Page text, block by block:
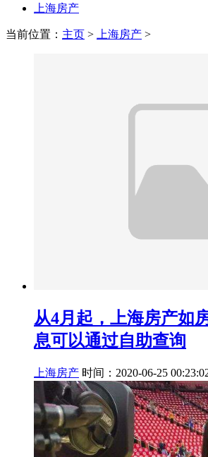
上海房产
当前位置： 主页 > 上海房产 >
从4月起，上海房产如
息可以通过自助查询
上海房产 时间：2020-06-25